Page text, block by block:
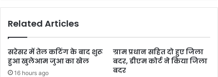
Related Articles
सरेसर में तेल कटिंग के बाद शुरू
हुआ खुलेआम जुआ का खेल
16 hours ago
ग्राम प्रधान सहित दो हुए जिला
बदर, डीएम कोर्ट ने किया जिला
बदर